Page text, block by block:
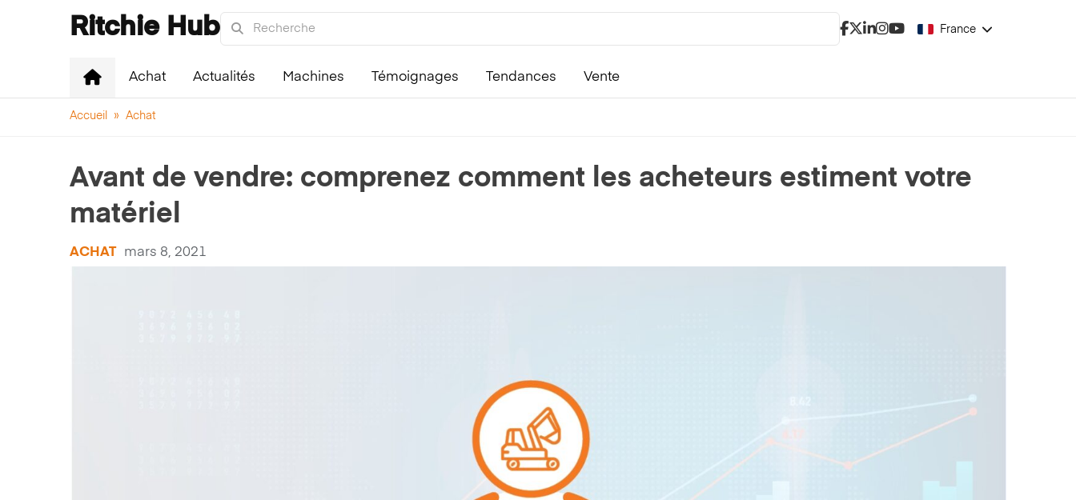
Ritchie Hub France
Achat Actualités Machines Témoignages Tendances Vente
Accueil » Achat
Avant de vendre: comprenez comment les acheteurs estiment votre
matériel
ACHAT mars 8, 2021